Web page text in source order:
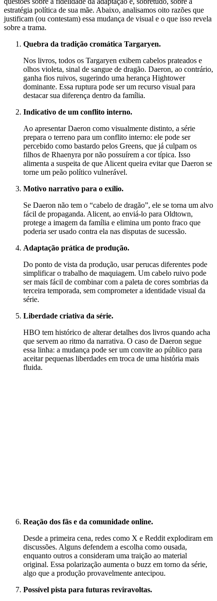
estratégia política de sua mãe. Abaixo, analisamos oito razões que
justificam (ou contestam) essa mudança de visual e o que isso revela
sobre a trama.
Quebra da tradição cromática Targaryen.
Nos livros, todos os Targaryen exibem cabelos prateados e
olhos violeta, sinal de sangue de dragão. Daeron, ao contrário,
ganha fios ruivos, sugerindo uma herança Hightower
dominante. Essa ruptura pode ser um recurso visual para
destacar sua diferença dentro da família.
Indicativo de um conflito interno.
Ao apresentar Daeron como visualmente distinto, a série
prepara o terreno para um conflito interno: ele pode ser
percebido como bastardo pelos Greens, que já culpam os
filhos de Rhaenyra por não possuírem a cor típica. Isso
alimenta a suspeita de que Alicent queira evitar que Daeron se
torne um peão político vulnerável.
Motivo narrativo para o exílio.
Se Daeron não tem o “cabelo de dragão”, ele se torna um alvo
fácil de propaganda. Alicent, ao enviá-lo para Oldtown,
protege a imagem da família e elimina um ponto fraco que
poderia ser usado contra ela nas disputas de sucessão.
Adaptação prática de produção.
Do ponto de vista da produção, usar perucas diferentes pode
simplificar o trabalho de maquiagem. Um cabelo ruivo pode
ser mais fácil de combinar com a paleta de cores sombrias da
terceira temporada, sem comprometer a identidade visual da
série.
Liberdade criativa da série.
HBO tem histórico de alterar detalhes dos livros quando acha
que servem ao ritmo da narrativa. O caso de Daeron segue
essa linha: a mudança pode ser um convite ao público para
aceitar pequenas liberdades em troca de uma história mais
fluida.
Reação dos fãs e da comunidade online.
Desde a primeira cena, redes como X e Reddit explodiram em
discussões. Alguns defendem a escolha como ousada,
enquanto outros a consideram uma traição ao material
original. Essa polarização aumenta o buzz em torno da série,
algo que a produção provavelmente antecipou.
Possível pista para futuras reviravoltas.